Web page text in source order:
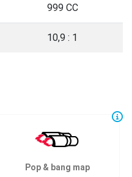
999 CC
10,9 : 1
Pop & bang map